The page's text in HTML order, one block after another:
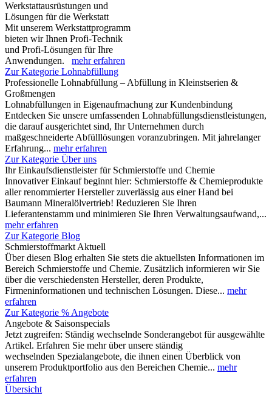
Werkstattausrüstungen und
Lösungen für die Werkstatt
Mit unserem Werkstattprogramm
bieten wir Ihnen Profi-Technik
und Profi-Lösungen für Ihre
Anwendungen. mehr erfahren
Zur Kategorie Lohnabfüllung
Professionelle Lohnabfüllung – Abfüllung in Kleinstserien &
Großmengen
Lohnabfüllungen in Eigenaufmachung zur Kundenbindung
Entdecken Sie unsere umfassenden Lohnabfüllungsdienstleistungen,
die darauf ausgerichtet sind, Ihr Unternehmen durch
maßgeschneiderte Abfülllösungen voranzubringen. Mit jahrelanger
Erfahrung... mehr erfahren
Zur Kategorie Über uns
Ihr Einkaufsdienstleister für Schmierstoffe und Chemie
Innovativer Einkauf beginnt hier: Schmierstoffe & Chemieprodukte
aller renommierter Hersteller zuverlässig aus einer Hand bei
Baumann Mineralölvertrieb! Reduzieren Sie Ihren
Lieferantenstamm und minimieren Sie Ihren Verwaltungsaufwand,...
mehr erfahren
Zur Kategorie Blog
Schmierstoffmarkt Aktuell
Über diesen Blog erhalten Sie stets die aktuellsten Informationen im
Bereich Schmierstoffe und Chemie. Zusätzlich informieren wir Sie
über die verschiedensten Hersteller, deren Produkte,
Firmeninformationen und technischen Lösungen. Diese... mehr
erfahren
Zur Kategorie % Angebote
Angebote & Saisonspecials
Jetzt zugreifen: Ständig wechselnde Sonderangebot für ausgewählte
Artikel. Erfahren Sie mehr über unsere ständig
wechselnden Spezialangebote, die ihnen einen Überblick von
unserem Produktportfolio aus den Bereichen Chemie... mehr
erfahren
Übersicht